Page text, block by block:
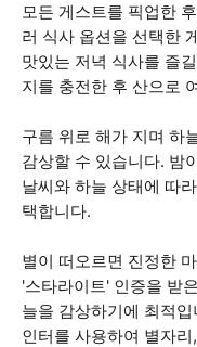
모든 게스트를 픽업한
러 식사 옵션을 선택한
맛있는 저녁 식사를 즐
지를 충전한 후 산으로
구름 위로 해가 지며 하
감상할 수 있습니다. 밤
날씨와 하늘 상태에 따
택합니다.
별이 떠오르면 진정한
'스타라이트' 인증을 받
늘을 감상하기에 최적
인터를 사용하여 별자